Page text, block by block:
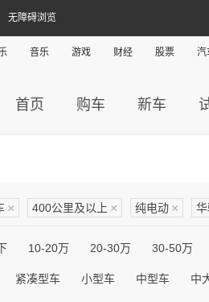
无障碍浏览
音乐 游戏 财经 股票 汽
首页 购车 新车
× 400公里及以上 × 纯电动 ×
10-20万 20-30万 30-50万
紧凑型车 小型车 中型车 中